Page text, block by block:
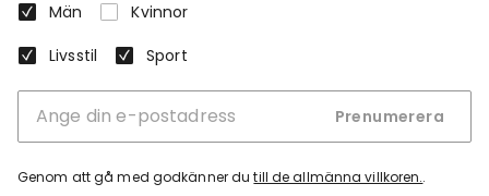
Män
Kvinnor
Livsstil
Sport
Prenumerera
Genom att gå med godkänner dutill de allmänna villkoren..